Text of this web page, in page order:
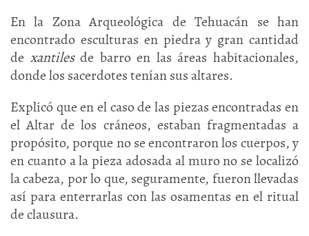
En la Zona Arqueológica de Tehuacán se han
encontrado esculturas en piedra y gran cantidad
de xantilesde barro en las áreas habitacionales,
donde los sacerdotes tenían sus altares.
Explicó que en el caso de las piezas encontradas en
el Altar de los cráneos, estaban fragmentadas a
propósito, porque no se encontraron los cuerpos, y
en cuanto a la pieza adosada al muro no se localizó
la cabeza, por lo que, seguramente, fueron llevadas
así para enterrarlas con las osamentas en el ritual
de clausura.